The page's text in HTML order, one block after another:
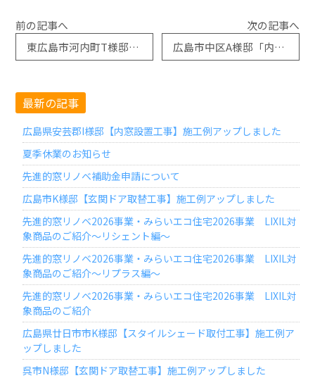
前の記事へ
東広島市河内町T様邸「リシェント玄関ドア取替工事」施工例アップしました
次の記事へ
広島市中区A様邸「内付網戸取付工事」施工例アップしました
最新の記事
広島県安芸郡I様邸【内窓設置工事】施工例アップしました
夏季休業のお知らせ
先進的窓リノベ補助金申請について
広島市K様邸【玄関ドア取替工事】施工例アップしました
先進的窓リノベ2026事業・みらいエコ住宅2026事業 LIXIL対
象商品のご紹介～リシェント編～
先進的窓リノベ2026事業・みらいエコ住宅2026事業 LIXIL対
象商品のご紹介～リプラス編～
先進的窓リノベ2026事業・みらいエコ住宅2026事業 LIXIL対
象商品のご紹介
広島県廿日市市K様邸【スタイルシェード取付工事】施工例ア
ップしました
呉市N様邸【玄関ドア取替工事】施工例アップしました